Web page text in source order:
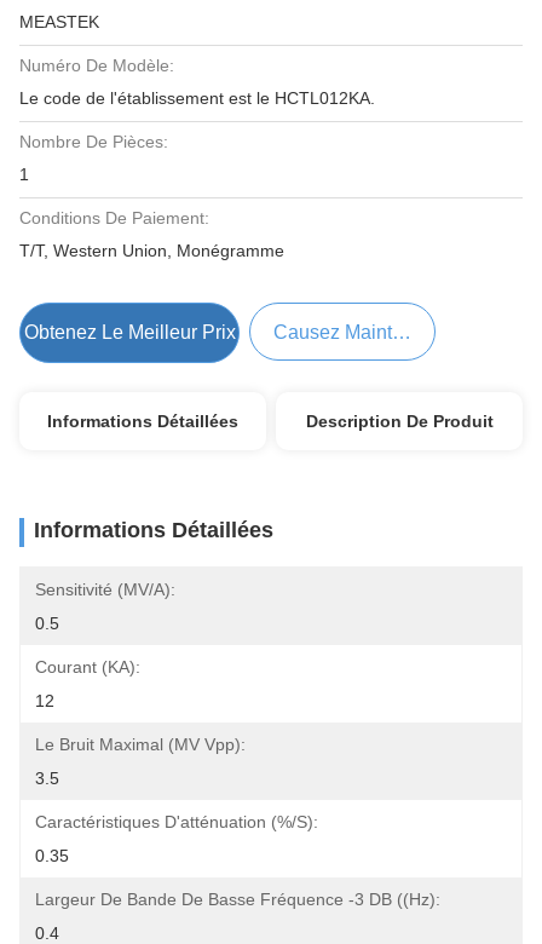
MEASTEK
Numéro De Modèle:
Le code de l'établissement est le HCTL012KA.
Nombre De Pièces:
1
Conditions De Paiement:
T/T, Western Union, Monégramme
Obtenez Le Meilleur Prix Causez Maintenant
Informations Détaillées Description De Produit
Informations Détaillées
Sensitivité (mV/A):
0.5
Courant (KA):
12
Le Bruit Maximal (mV Vpp):
3.5
Caractéristiques D'atténuation (%/s):
0.35
Largeur De Bande De Basse Fréquence -3 DB ((Hz):
0.4